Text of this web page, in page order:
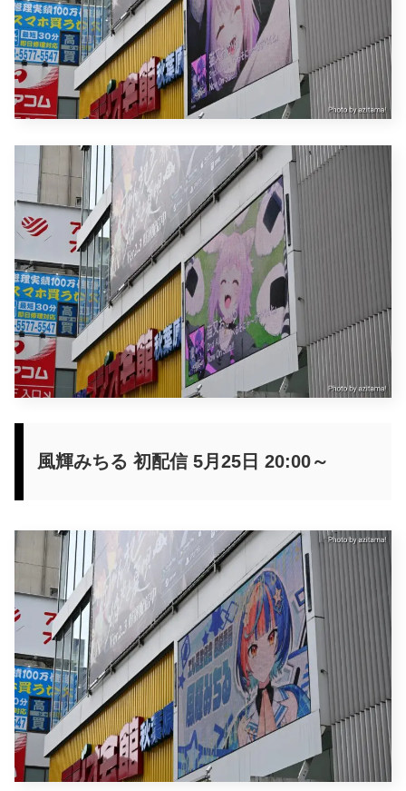
風輝みちる 初配信 5月25日 20:00～